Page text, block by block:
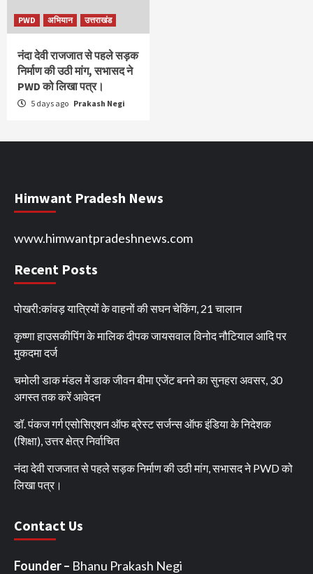
PWD अभियान उत्तराखंड
नंदा देवी राजजात से पहले सड़क
निर्माण की उठी मांग, सभासद ने
PWD को लिखा पत्र।
5 days ago Prakash Negi
Himwant Pradesh News
www.himwantpradeshnews.com
Recent Posts
पोखरी:कांवड़ यात्रियों के वाहनों की सघन चेकिंग, 21 चालान
कृष्णा हाउसकीपिंग के मालिक दीपक जायसवाल विनोद नौटियाल आदि पर
मुकदमा दर्ज
चमोली डाक मंडल में डाक जीवन बीमा एजेंट बनने का सुनहरा अवसर, 30
अगस्त तक करें आवेदन
डॉ. पंकज गर्ग एसोसिएशन ऑफ ब्रेस्ट सर्जन्स ऑफ इंडिया के निदेशक
(शिक्षा), उत्तर क्षेत्र निर्वाचित
नंदा देवी राजजात से पहले सड़क निर्माण की उठी मांग, सभासद ने PWD को
लिखा पत्र।
Contact Us
Founder – Bhanu Prakash Negi